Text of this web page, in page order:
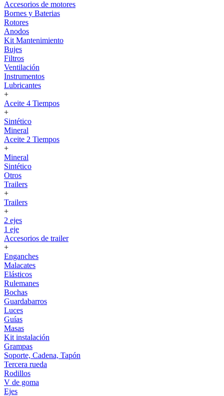
Accesorios de motores
Bornes y Baterias
Rotores
Anodos
Kit Mantenimiento
Bujes
Filtros
Ventilación
Instrumentos
Lubricantes
+
Aceite 4 Tiempos
+
Sintético
Mineral
Aceite 2 Tiempos
+
Mineral
Sintético
Otros
Trailers
+
Trailers
+
2 ejes
1 eje
Accesorios de trailer
+
Enganches
Malacates
Elásticos
Rulemanes
Bochas
Guardabarros
Luces
Guías
Masas
Kit instalación
Grampas
Soporte, Cadena, Tapón
Tercera rueda
Rodillos
V de goma
Ejes